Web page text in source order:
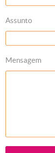
Assunto
Mensagem